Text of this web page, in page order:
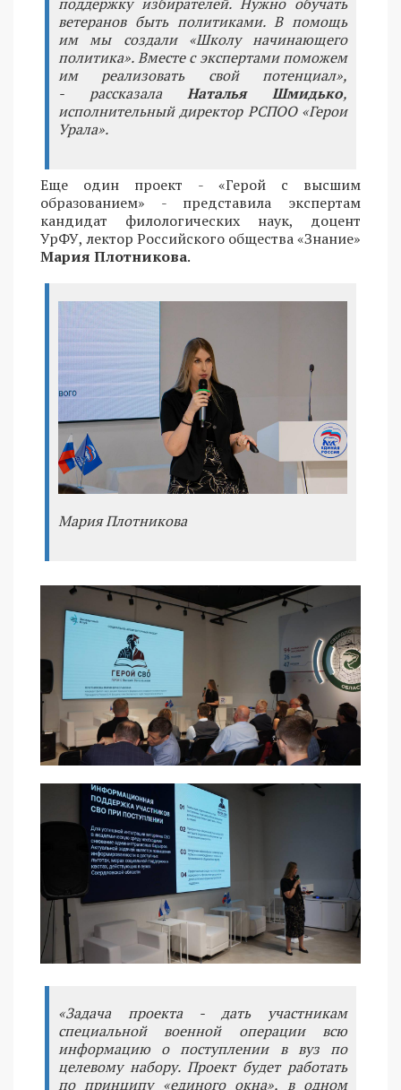
ветеранов быть политиками. В помощь
им мы создали «Школу начинающего
политика». Вместе с экспертами поможем
им реализовать свой потенциал»,
- рассказалаНаталья Шмидько,
исполнительный директор РСПОО «Герои
Урала».
Еще один проект - «Герой с высшим
образованием» - представила экспертам
кандидат филологических наук, доцент
УрФУ, лектор Российского общества «Знание»
Мария Плотникова.
Мария Плотникова
«Задача проекта - дать участникам
специальной военной операции всю
информацию о поступлении в вуз по
целевому набору. Проект будет работать
по принципу «единого окна», в одном